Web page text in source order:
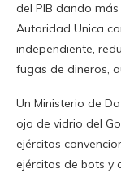
del PIB dando
Autoridad Unica
independiente,
fugas de dineros,
Un Ministerio de
ojo de vidrio del
ejércitos
ejércitos de bots y